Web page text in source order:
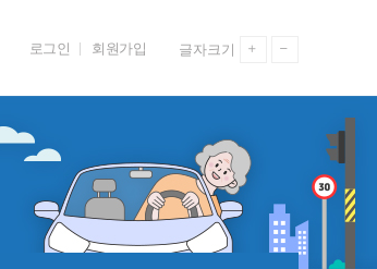
교육 자료실
기존 활동사진
로그인 회원가입 글자크기